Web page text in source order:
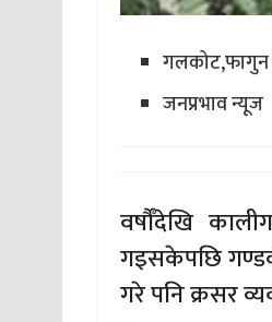
गलकोट,फागुन
जनप्रभाव न्यूज
वर्षौँदेखि
गइसकेपछि
गरे पनि क्रसर